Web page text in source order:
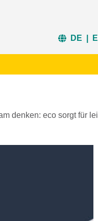
DE
denken: eco sorgt für